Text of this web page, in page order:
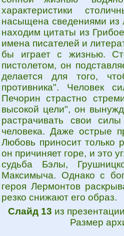
характеристики
насыщена сведениями из
находим цитаты из
имена писателей и
бы играет с жизнью.
пистолетом, он
делается для того,
противника". Человек
Печорин страстно
высокой цели", он
растрачивать свои
человека. Даже острые
Любовь приносит только
он причиняет горе, и это
судьба Бэлы,
Максимыча. Однако с
героя Лермонтов
резко снижают его образ.
Слайд 13 из
Размер